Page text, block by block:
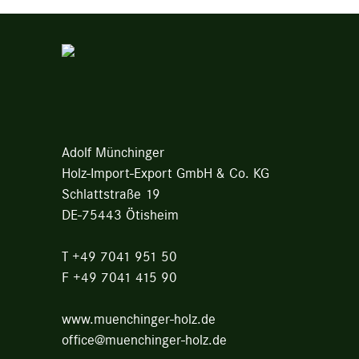
Adolf Münchinger
Holz-Import-Export GmbH & Co. KG
Schlattstraße 19
DE-75443 Ötisheim
T +49 7041 951 50
F +49 7041 415 90
www.muenchinger-holz.de
office@muenchinger-holz.de